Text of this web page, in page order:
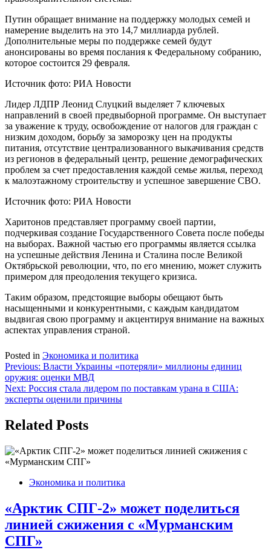
Путин обращает внимание на поддержку молодых семей и
намерение выделить на это 14,7 миллиарда рублей.
Дополнительные меры по поддержке семей будут
анонсированы во время послания к Федеральному собранию,
которое состоится 29 февраля.
Источник фото: РИА Новости
Лидер ЛДПР Леонид Слуцкий выделяет 7 ключевых
направлений в своей предвыборной программе. Он выступает
за уважение к труду, освобождение от налогов для граждан с
низким доходом, борьбу за заморозку цен на продукты
питания, отсутствие централизованного выкачивания средств
из регионов в федеральный центр, решение демографических
проблем за счет предоставления каждой семье жилья, переход
к малоэтажному строительству и успешное завершение СВО.
Источник фото: РИА Новости
Харитонов представляет программу своей партии,
подчеркивая создание Государственного Совета после победы
на выборах. Важной частью его программы является ссылка
на успешные действия Ленина и Сталина после Великой
Октябрьской революции, что, по его мнению, может служить
примером для преодоления текущего кризиса.
Таким образом, предстоящие выборы обещают быть
насыщенными и конкурентными, с каждым кандидатом
выдвигая свою программу и акцентируя внимание на важных
аспектах управления страной.
Posted in Экономика и политика
Навигация
по
записям
Previous: Власти Украины «потеряли» миллионы единиц
оружия: оценки МВД
Next: Россия стала лидером по поставкам урана в США:
эксперты оценили причины
Related Posts
Экономика и политика
«Арктик СПГ-2» может поделиться
линией сжижения с «Мурманским
СПГ»